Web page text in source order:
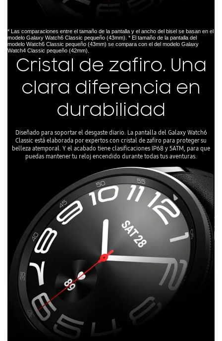
* Las comparaciones entre el tamaño de la pantalla y el ancho del bisel se basan en el
modelo Galaxy Watch6 Classic pequeño (43mm). * El tamaño de la pantalla del
modelo Watch6 Classic pequeño (43mm) se compara con el del modelo Galaxy
Watch4 Classic pequeño (42mm).
Cristal de zafiro. Una
clara diferencia en
durabilidad
Diseñado para soportar el desgaste diario. La pantalla del Galaxy Watch6
Classic está elaborada por expertos con cristal de zafiro para proteger su
belleza atemporal. Y el acabado tiene clasificaciones IP68 y 5ATM, para que
puedas mantener tu reloj encendido durante todas tus aventuras.